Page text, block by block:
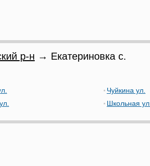
р-н → Екатериновка с.
Чуйкина ул.
Школьная ул.